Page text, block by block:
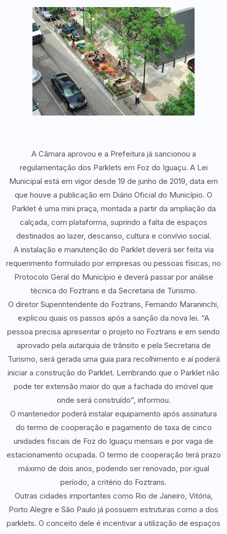
A Câmara aprovou e a Prefeitura já sancionou a
regulamentação dos Parklets em Foz do Iguaçu. A Lei
Municipal está em vigor desde 19 de junho de 2019, data em
que houve a publicação em Diário Oficial do Município. O
Parklet é uma mini praça, montada a partir da ampliação da
calçada, com plataforma, suprindo a falta de espaços
destinados ao lazer, descanso, cultura e convívio social.
A instalação e manutenção do Parklet deverá ser feita via
requerimento formulado por empresas ou pessoas físicas, no
Protocolo Geral do Município e deverá passar por análise
técnica do Foztrans e da Secretaria de Turismo.
O diretor Superintendente do Foztrans, Fernando Maraninchi,
explicou quais os passos após a sanção da nova lei. “A
pessoa precisa apresentar o projeto no Foztrans e em sendo
aprovado pela autarquia de trânsito e pela Secretaria de
Turismo, será gerada uma guia para recolhimento e aí poderá
iniciar a construção do Parklet. Lembrando que o Parklet não
pode ter extensão maior do que a fachada do imóvel que
onde será construído”, informou.
O mantenedor poderá instalar equipamento após assinatura
do termo de cooperação e pagamento de taxa de cinco
unidades fiscais de Foz do Iguaçu mensais e por vaga de
estacionamento ocupada. O termo de cooperação terá prazo
máximo de dois anos, podendo ser renovado, por igual
período, a critério do Foztrans.
Outras cidades importantes como Rio de Janeiro, Vitória,
Porto Alegre e São Paulo já possuem estruturas como a dos
parklets. O conceito dele é incentivar a utilização de espaços